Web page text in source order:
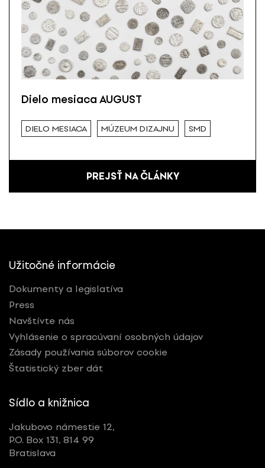
Dielo mesiaca AUGUST
DIELO MESIACA MÚZEUM DIZAJNU SMD
PREJSŤ NA ČLÁNKY
Užitočné informácie
Dokumenty a legislatíva
Press
Navštívte nás
Vyhlásenie o spracúvaní osobných údajov
Zásady používania súborov cookie
Štatistický zber dát
Sídlo a knižnica
Jakubovo námestie 12,
P.O. Box 131, 814 99
Bratislava